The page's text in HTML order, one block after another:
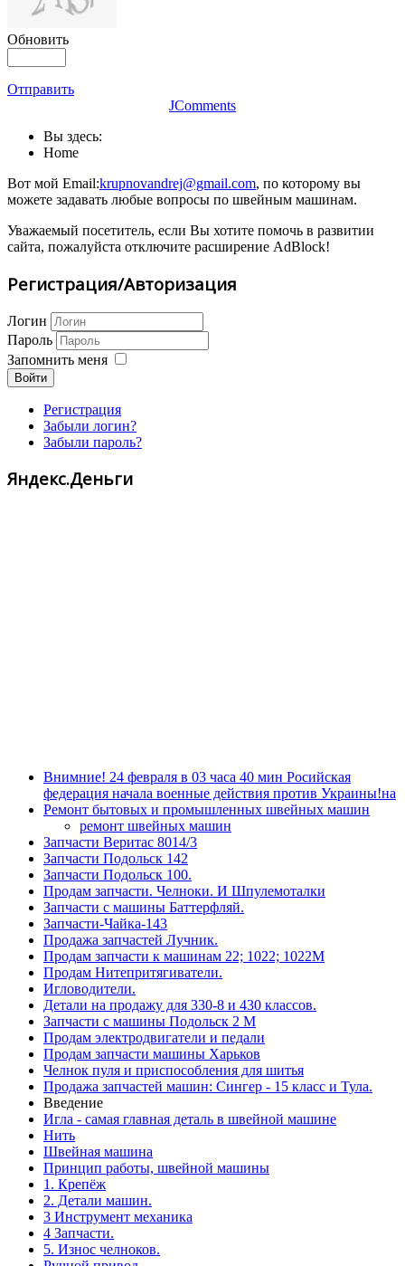
Обновить
Отправить
JComments
Вы здесь:
Home
Вот мой Email:krupnovandrej@gmail.com, по которому вы
можете задавать любые вопросы по швейным машинам.
Уважаемый посетитель, если Вы хотите помочь в развитии
сайта, пожалуйста отключите расширение AdBlock!
Регистрация/Авторизация
Логин
Пароль
Запомнить меня
Войти
Регистрация
Забыли логин?
Забыли пароль?
Яндекс.Деньги
Внимние! 24 февраля в 03 часа 40 мин Росийская
федерация начала военные действия против Украины!на
Ремонт бытовых и промышленных швейных машин
ремонт швейных машин
Запчасти Веритас 8014/3
Запчасти Подольск 142
Запчасти Подольск 100.
Продам запчасти. Челноки. И Шпулемоталки
Запчасти с машины Баттерфляй.
Запчасти-Чайка-143
Продажа запчастей Лучник.
Продам запчасти к машинам 22; 1022; 1022М
Продам Нитепритягиватели.
Игловодители.
Детали на продажу для 330-8 и 430 классов.
Запчасти с машины Подольск 2 М
Продам электродвигатели и педали
Продам запчасти машины Харьков
Челнок пуля и приспособления для шитья
Продажа запчастей машин: Сингер - 15 класс и Тула.
Введение
Игла - самая главная деталь в швейной машине
Нить
Швейная машина
Принцип работы, швейной машины
1. Крепёж
2. Детали машин.
3 Инструмент механика
4 Запчасти.
5. Износ челноков.